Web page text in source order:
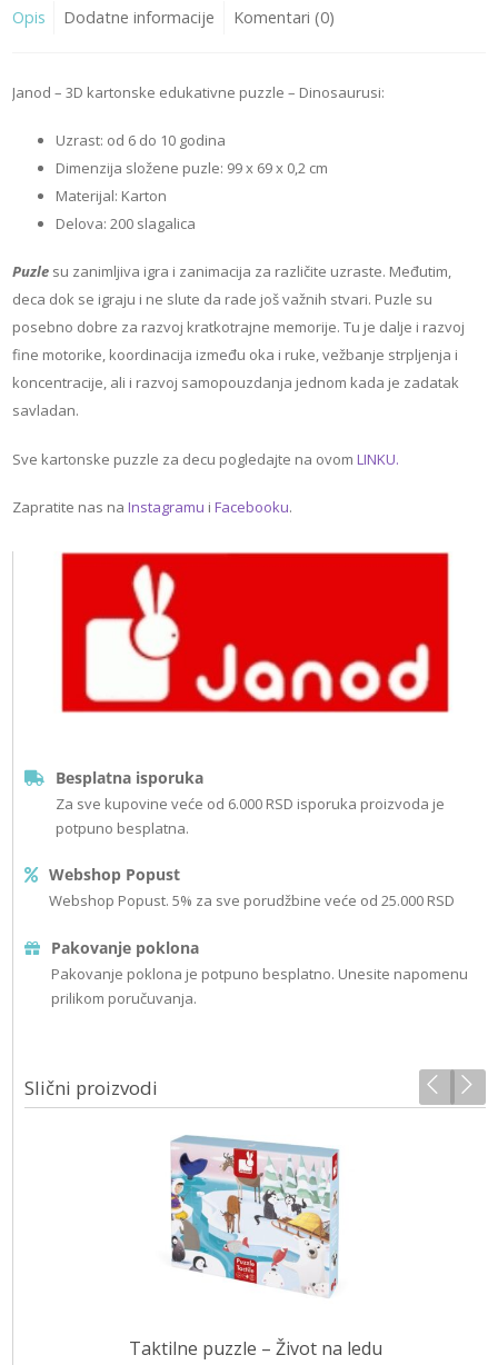
Opis Dodatne informacije Komentari (0)
Janod – 3D kartonske edukativne puzzle – Dinosaurusi:
Uzrast: od 6 do 10 godina
Dimenzija složene puzle: 99 x 69 x 0,2 cm
Materijal: Karton
Delova: 200 slagalica
Puzle su zanimljiva igra i zanimacija za različite uzraste. Međutim,
deca dok se igraju i ne slute da rade još važnih stvari. Puzle su
posebno dobre za razvoj kratkotrajne memorije. Tu je dalje i razvoj
fine motorike, koordinacija između oka i ruke, vežbanje strpljenja i
koncentracije, ali i razvoj samopouzdanja jednom kada je zadatak
savladan.
Sve kartonske puzzle za decu pogledajte na ovomLINKU.
Zapratite nas naInstagramu iFacebooku.
Besplatna isporuka
Za sve kupovine veće od 6.000 RSD isporuka proizvoda je
potpuno besplatna.
Webshop Popust
Webshop Popust. 5% za sve porudžbine veće od 25.000 RSD
Pakovanje poklona
Pakovanje poklona je potpuno besplatno. Unesite napomenu
prilikom poručuvanja.
Slični proizvodi
Taktilne puzzle – Život na ledu